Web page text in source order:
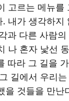
고르는 메뉴를
내가 생각하지
과 다른 사람
나 혼자 낯선
따라 그 길을
길에서 우리
을 것들을 만난